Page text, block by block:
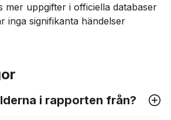
mer uppgifter i officiella databaser
inga signifikanta händelser
i rapporten från?